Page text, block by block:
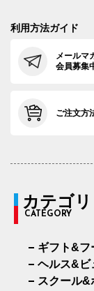
利用方法ガイド
メールマ
会員募集
ご注文方
カテゴリ
CATEGORY
ギフト&フ
ヘルス&ビ
スクール&